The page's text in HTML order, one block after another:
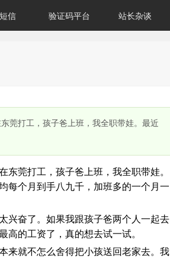
信 验证码平台 站长杂谈
莞打工，孩子爸上班，我全职带娃。最近
莞打工，孩子爸上班，我全职带娃。
每个月到手八九千，加班多的一个月一
兴奋了。如果我跟孩子爸两个人一起去
高的工资了，真的想去试一试。
来就不怎么舍得把小孩送回老家去。我